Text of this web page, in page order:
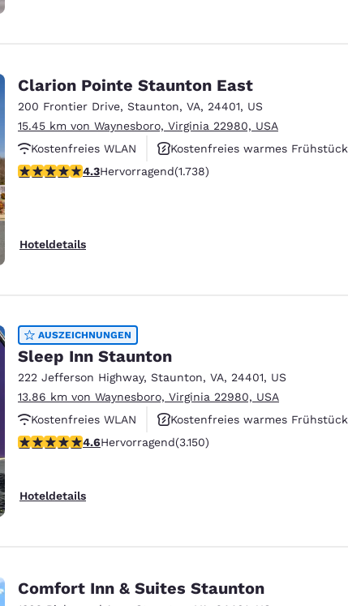
Clarion Pointe Staunton East
200 Frontier Drive, Staunton, VA, 24401, US
15.45 km von Waynesboro, Virginia 22980, USA
Kostenfreies WLAN
Kostenfreies warmes Frühstück
Außenpool
4.3-Sterne-Bewertung. Hervorragend. 1738 Bewertungen
4.3Hervorragend(1.738)
Hoteldetails
AUSZEICHNUNGEN
Sleep Inn Staunton
222 Jefferson Highway, Staunton, VA, 24401, US
13.86 km von Waynesboro, Virginia 22980, USA
Kostenfreies WLAN
Kostenfreies warmes Frühstück
Haustierfreundlich
4.57-Sterne-Bewertung. Hervorragend. 3150 Bewertungen
4.6Hervorragend(3.150)
Hoteldetails
Comfort Inn & Suites Staunton